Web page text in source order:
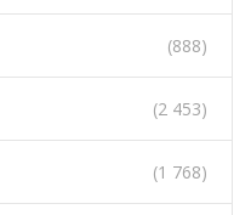
(888)
(2 453)
(1 768)